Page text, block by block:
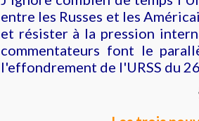
entre les Russes et les
et résister à la pression
commentateurs font le
l'effondrement de l'URSS du